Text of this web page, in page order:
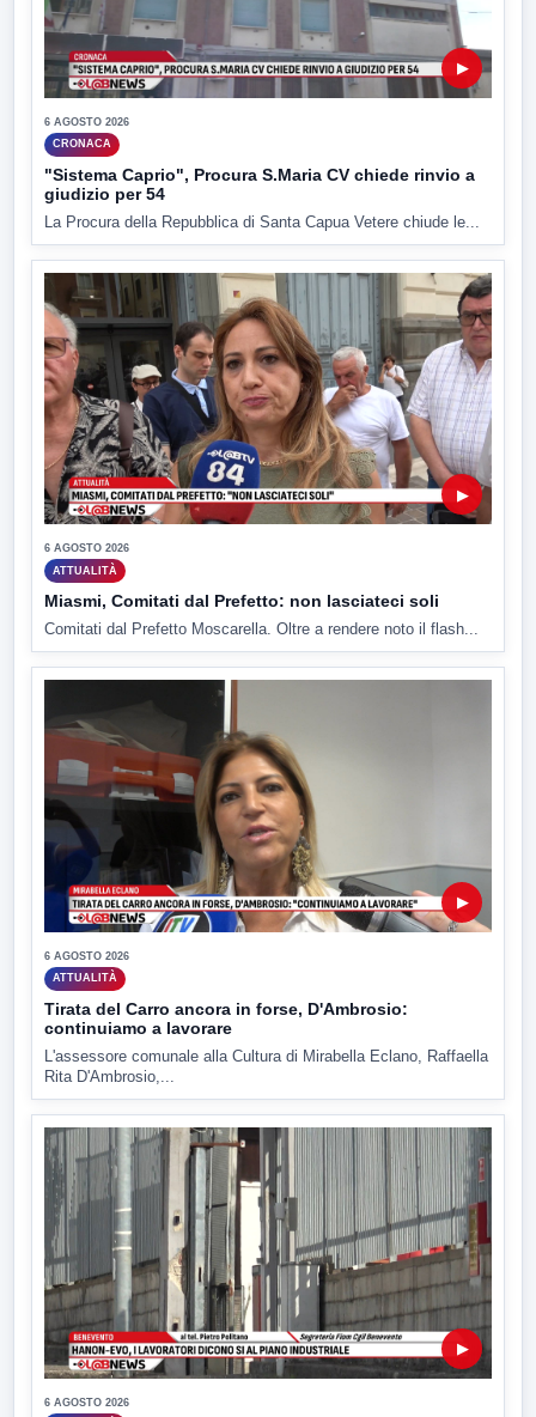
▶
6 AGOSTO 2026
CRONACA
"Sistema Caprio", Procura S.Maria CV chiede rinvio a
giudizio per 54
La Procura della Repubblica di Santa Capua Vetere chiude le...
▶
6 AGOSTO 2026
ATTUALITÀ
Miasmi, Comitati dal Prefetto: non lasciateci soli
Comitati dal Prefetto Moscarella. Oltre a rendere noto il flash...
▶
6 AGOSTO 2026
ATTUALITÀ
Tirata del Carro ancora in forse, D'Ambrosio:
continuiamo a lavorare
L'assessore comunale alla Cultura di Mirabella Eclano, Raffaella
Rita D'Ambrosio,...
▶
6 AGOSTO 2026